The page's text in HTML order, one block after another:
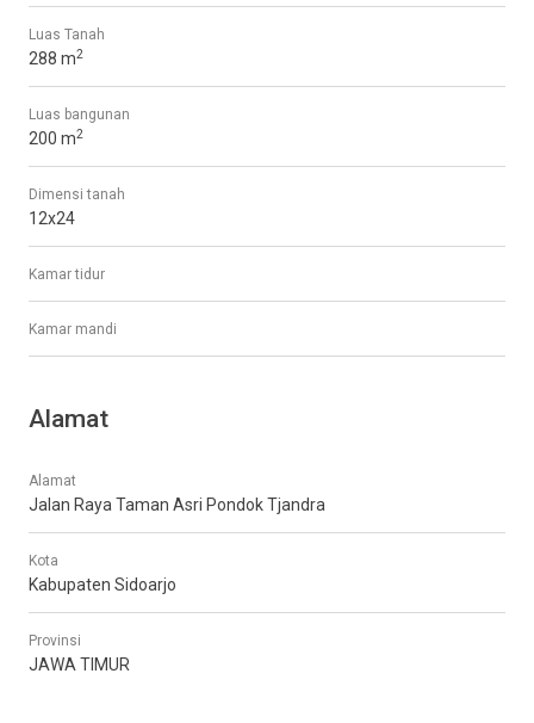
Luas Tanah
288 m2
Luas bangunan
200 m2
Dimensi tanah
12x24
Kamar tidur
Kamar mandi
Alamat
Alamat
Jalan Raya Taman Asri Pondok Tjandra
Kota
Kabupaten Sidoarjo
Provinsi
JAWA TIMUR